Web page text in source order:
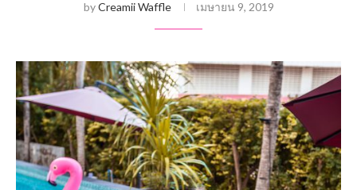
byCreamii Waffle เมษายน 9, 2019